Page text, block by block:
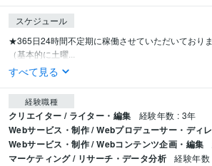
スケジュール
★365日24時間不定期に稼働させていただいておりま
（基本的に土曜...
すべて見る
経験職種
クリエイター / ライター・編集 経験年数 : 3年
Webサービス・制作 / Webプロデューサー・ディ
Webサービス・制作 / Webコンテンツ企画・編集
マーケティング / リサーチ・データ分析 経験年